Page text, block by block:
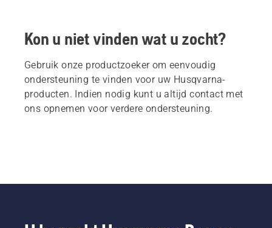
Kon u niet vinden wat u zocht?
Gebruik onze productzoeker om eenvoudig
ondersteuning te vinden voor uw Husqvarna-
producten. Indien nodig kunt u altijd contact met
ons opnemen voor verdere ondersteuning.